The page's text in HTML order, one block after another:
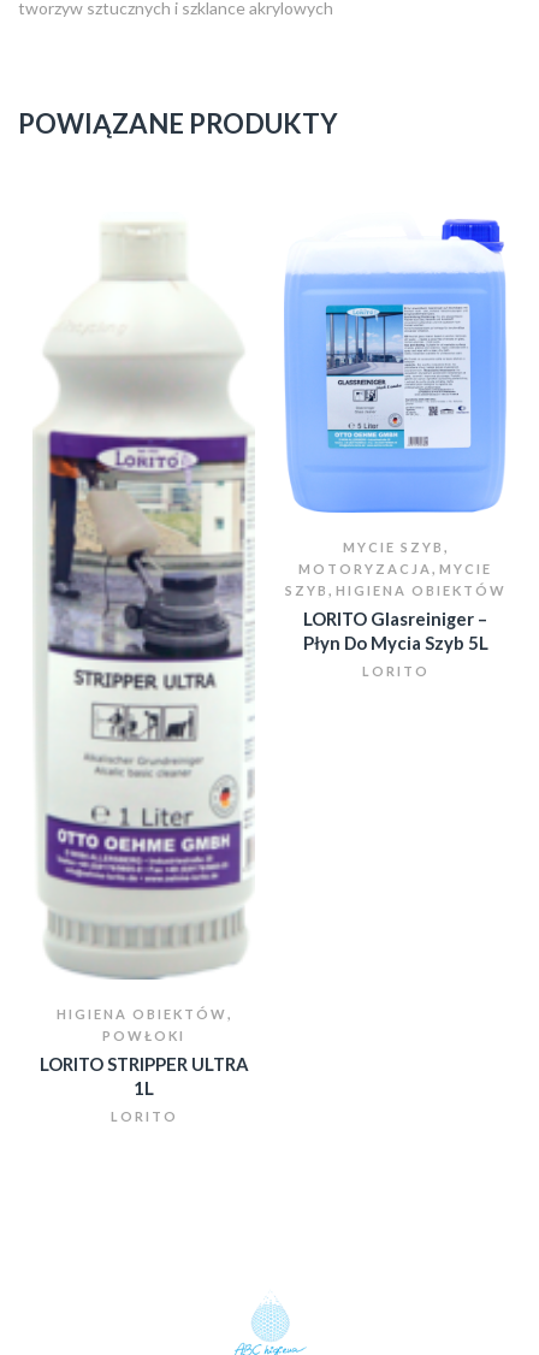
tworzyw sztucznych i szklance akrylowych
POWIĄZANE PRODUKTY
HIGIENA OBIEKTÓW,
POWŁOKI
LORITO STRIPPER ULTRA
1L
LORITO
MYCIE SZYB ,
MOTORYZACJA , MYCIE
SZYB , HIGIENA OBIEKTÓW
LORITO Glasreiniger –
Płyn Do Mycia Szyb 5L
LORITO